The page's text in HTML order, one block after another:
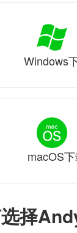
择
Windows
macOS